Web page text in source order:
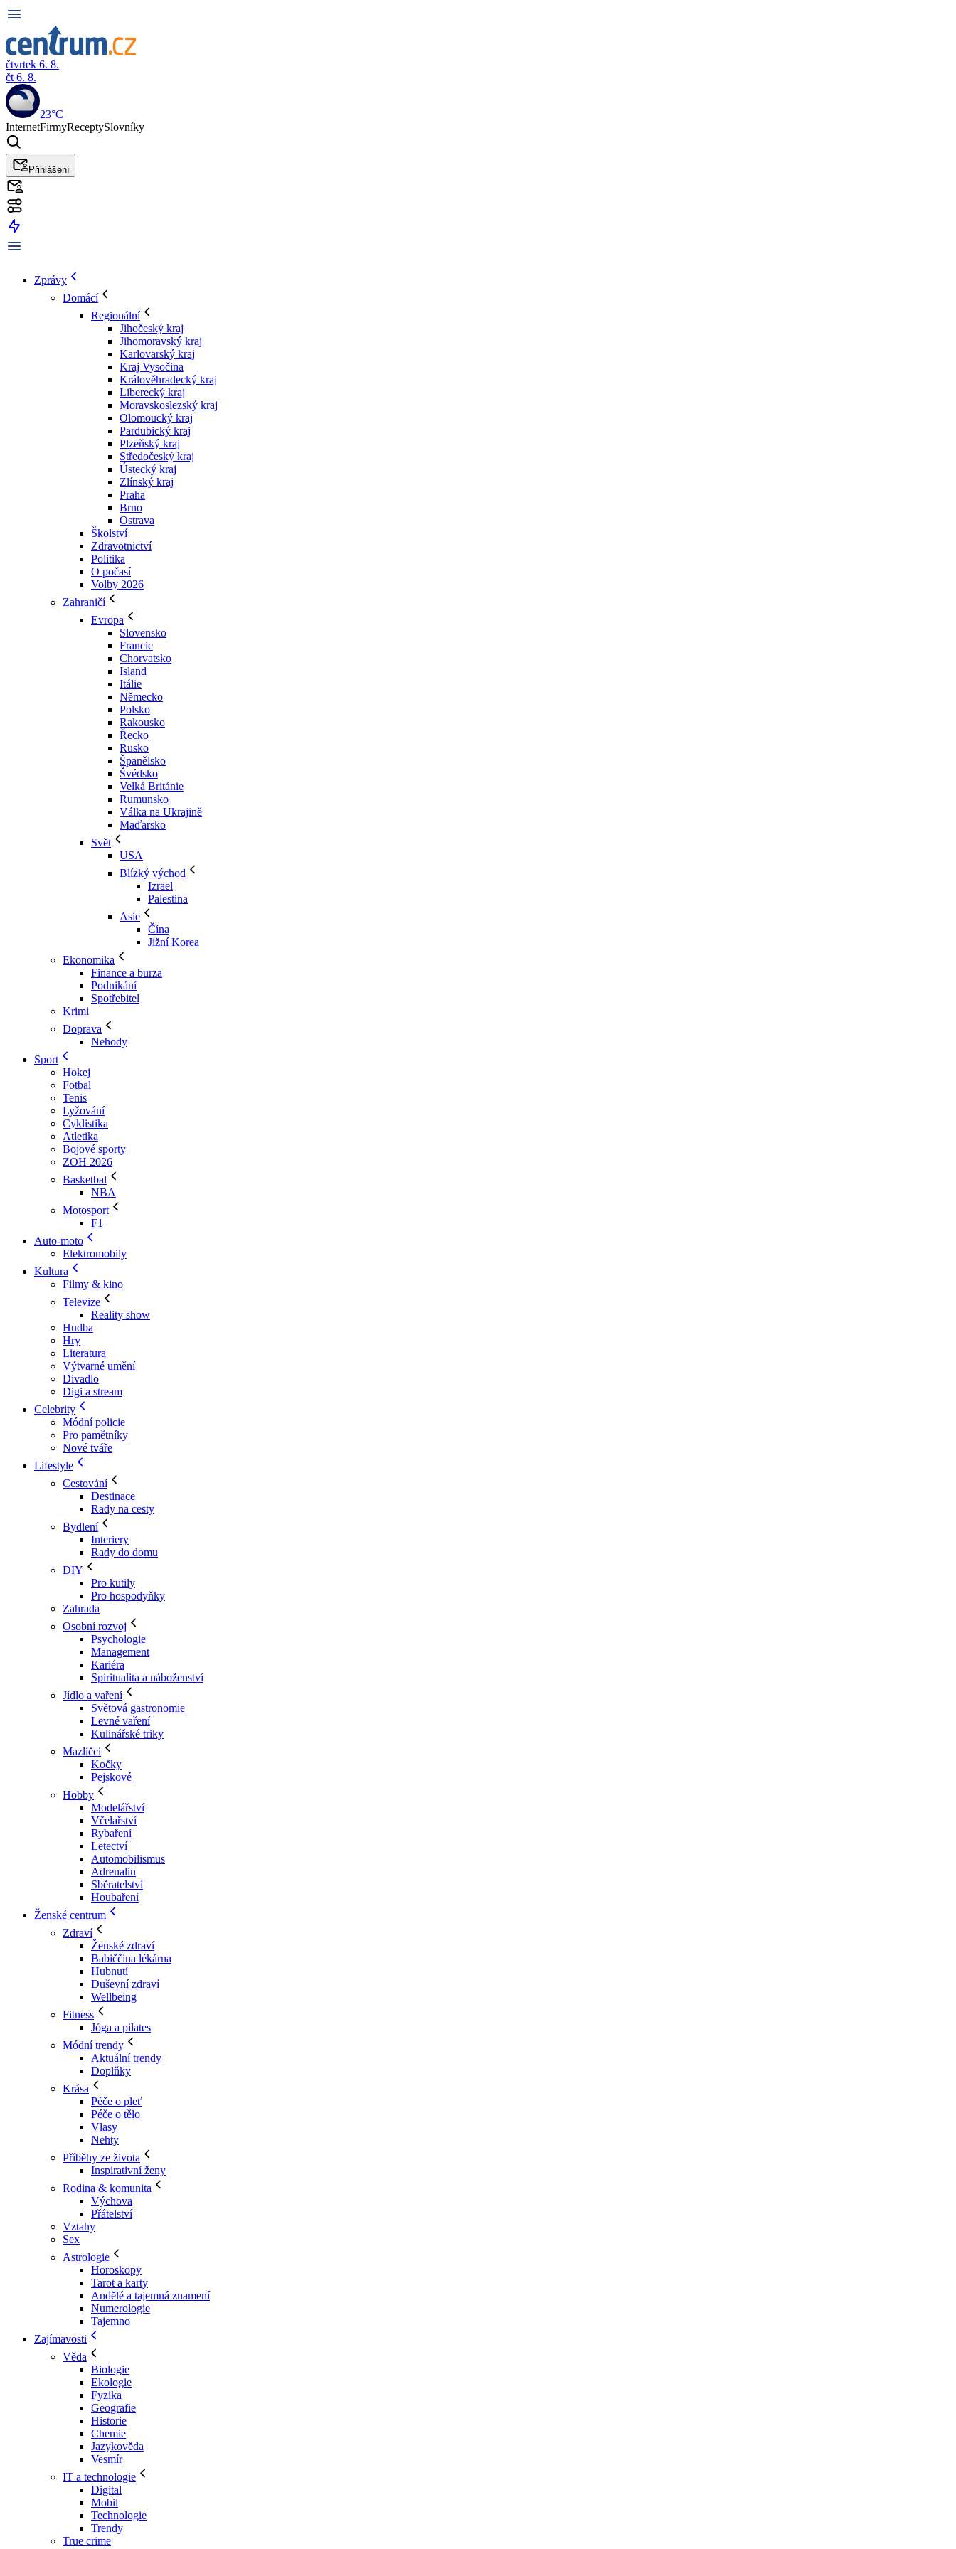
čtvrtek 6. 8.
čt 6. 8.
23°C
InternetFirmyReceptySlovníky
Přihlášení
Zprávy
Domácí
Regionální
Jihočeský kraj
Jihomoravský kraj
Karlovarský kraj
Kraj Vysočina
Králověhradecký kraj
Liberecký kraj
Moravskoslezský kraj
Olomoucký kraj
Pardubický kraj
Plzeňský kraj
Středočeský kraj
Ústecký kraj
Zlínský kraj
Praha
Brno
Ostrava
Školství
Zdravotnictví
Politika
O počasí
Volby 2026
Zahraničí
Evropa
Slovensko
Francie
Chorvatsko
Island
Itálie
Německo
Polsko
Rakousko
Řecko
Rusko
Španělsko
Švédsko
Velká Británie
Rumunsko
Válka na Ukrajině
Maďarsko
Svět
USA
Blízký východ
Izrael
Palestina
Asie
Čína
Jižní Korea
Ekonomika
Finance a burza
Podnikání
Spotřebitel
Krimi
Doprava
Nehody
Sport
Hokej
Fotbal
Tenis
Lyžování
Cyklistika
Atletika
Bojové sporty
ZOH 2026
Basketbal
NBA
Motosport
F1
Auto-moto
Elektromobily
Kultura
Filmy & kino
Televize
Reality show
Hudba
Hry
Literatura
Výtvarné umění
Divadlo
Digi a stream
Celebrity
Módní policie
Pro pamětníky
Nové tváře
Lifestyle
Cestování
Destinace
Rady na cesty
Bydlení
Interiery
Rady do domu
DIY
Pro kutily
Pro hospodyňky
Zahrada
Osobní rozvoj
Psychologie
Management
Kariéra
Spiritualita a náboženství
Jídlo a vaření
Světová gastronomie
Levné vaření
Kulinářské triky
Mazlíčci
Kočky
Pejskové
Hobby
Modelářství
Včelařství
Rybaření
Letectví
Automobilismus
Adrenalin
Sběratelství
Houbaření
Ženské centrum
Zdraví
Ženské zdraví
Babiččina lékárna
Hubnutí
Duševní zdraví
Wellbeing
Fitness
Jóga a pilates
Módní trendy
Aktuální trendy
Doplňky
Krása
Péče o pleť
Péče o tělo
Vlasy
Nehty
Příběhy ze života
Inspirativní ženy
Rodina & komunita
Výchova
Přátelství
Vztahy
Sex
Astrologie
Horoskopy
Tarot a karty
Andělé a tajemná znamení
Numerologie
Tajemno
Zajímavosti
Věda
Biologie
Ekologie
Fyzika
Geografie
Historie
Chemie
Jazykověda
Vesmír
IT a technologie
Digital
Mobil
Technologie
Trendy
True crime